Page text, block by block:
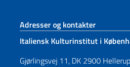
Sidefod sektion
Adresser og kontakter
Italiensk Kulturinstitut i
Gjørlingsvej 11, DK 2900